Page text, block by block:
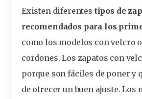
Existen diferentes tipos de
recomendados para los
como los modelos con velcro
cordones. Los zapatos con
porque son fáciles de poner y
de ofrecer un buen ajuste. Los